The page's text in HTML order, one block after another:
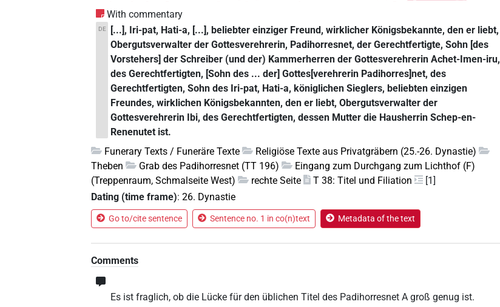
With commentary
DE
[...], Iri-pat, Hati-a, [...], beliebter einziger Freund, wirklicher Königsbekannte, den er liebt,
Obergutsverwalter der Gottesverehrerin, Padihorresnet, der Gerechtfertigte, Sohn [des
Vorstehers] der Schreiber (und der) Kammerherren der Gottesverehrerin Achet-Imen-iru,
des Gerechtfertigten, [Sohn des ... der] Gottes[verehrerin Padihorres]net, des
Gerechtfertigten, Sohn des Iri-pat, Hati-a, königlichen Sieglers, beliebten einzigen
Freundes, wirklichen Königsbekannten, den er liebt, Obergutsverwalter der
Gottesverehrerin Ibi, des Gerechtfertigten, dessen Mutter die Hausherrin Schep-en-
Renenutet ist.
Funerary Texts / Funeräre Texte
Religiöse Texte aus Privatgräbern (25.-26. Dynastie)
Theben
Grab des Padihorresnet (TT 196)
Eingang zum Durchgang zum Lichthof (F)
(Treppenraum, Schmalseite West)
rechte Seite T 38: Titel und Filiation
[1]
Dating (time frame):26. Dynastie
Go to/cite sentence Sentence no. 1 in co(n)text Metadata of the text
Comments
Es ist fraglich, ob die Lücke für den üblichen Titel des Padihorresnet A groß genug ist.